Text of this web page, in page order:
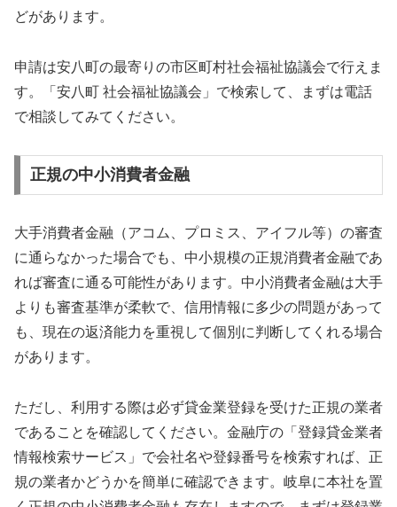
どがあります。
申請は安八町の最寄りの市区町村社会福祉協議会で行えま
す。「安八町 社会福祉協議会」で検索して、まずは電話
で相談してみてください。
正規の中小消費者金融
大手消費者金融（アコム、プロミス、アイフル等）の審査
に通らなかった場合でも、中小規模の正規消費者金融であ
れば審査に通る可能性があります。中小消費者金融は大手
よりも審査基準が柔軟で、信用情報に多少の問題があって
も、現在の返済能力を重視して個別に判断してくれる場合
があります。
ただし、利用する際は必ず貸金業登録を受けた正規の業者
であることを確認してください。金融庁の「登録貸金業者
情報検索サービス」で会社名や登録番号を検索すれば、正
規の業者かどうかを簡単に確認できます。岐阜に本社を置